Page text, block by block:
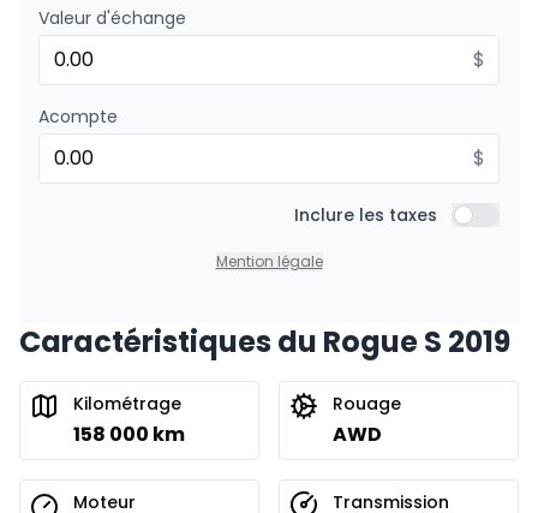
Financement sur 24 mois
Financement sur 24 mois
0.00 $ d'acompte • 8.99%
À partir de :
Valeur d'échange
$
Acompte
$
Inclure les taxes Inclure
Mention légale
Caractéristiques du Rogue S 2019
Kilométrage
158 000 km
Rouage
AWD
Moteur Transmission